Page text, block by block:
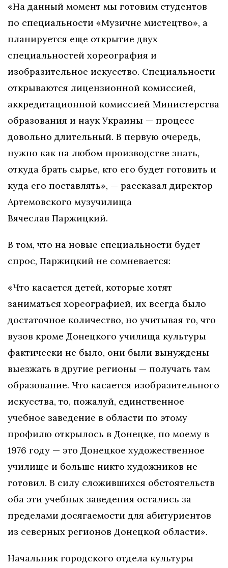
«На данный момент мы готовим студентов
по специальности «Музичне мистецтво», а
планируется еще открытие двух
специальностей хореография и
изобразительное искусство. Специальности
открываются лицензионной комиссией,
аккредитационной комиссией Министерства
образования и наук Украины — процесс
довольно длительный. В первую очередь,
нужно как на любом производстве знать,
откуда брать сырье, кто его будет готовить и
куда его поставлять», — рассказал директор
Артемовского музучилища
Вячеслав Паржицкий.
В том, что на новые специальности будет
спрос, Паржицкий не сомневается:
«Что касается детей, которые хотят
заниматься хореографией, их всегда было
достаточное количество, но учитывая то, что
вузов кроме Донецкого училища культуры
фактически не было, они были вынуждены
выезжать в другие регионы — получать там
образование. Что касается изобразительного
искусства, то, пожалуй, единственное
учебное заведение в области по этому
профилю открылось в Донецке, по моему в
1976 году — это Донецкое художественное
училище и больше никто художников не
готовил. В силу сложившихся обстоятельств
оба эти учебных заведения остались за
пределами досягаемости для абитуриентов
из северных регионов Донецкой области».
Начальник городского отдела культуры